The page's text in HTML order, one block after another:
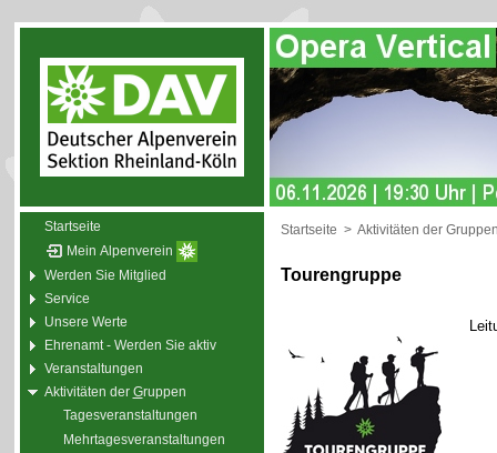
Startseite
Mein Alpenverein
Werden Sie Mitglied
Service
Unsere Werte
Ehrenamt - Werden Sie aktiv
Veranstaltungen
Aktivitäten der Gruppen
Tagesveranstaltungen
Mehrtagesveranstaltungen
Startseite > Aktivitäten der
Tourengruppe